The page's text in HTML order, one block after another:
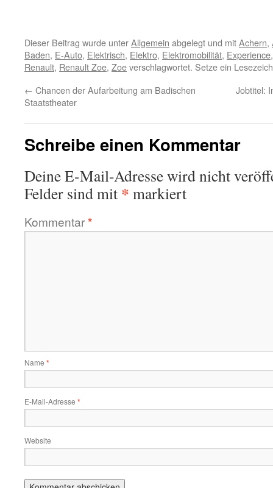
Dieser Beitrag wurde unterAllgemein abgelegt und mitAchern,
Baden, E-Auto, Elektrisch, Elektro, Elektromobilität, Experience
Renault, Renault Zoe, Zoeverschlagwortet. Setze ein
← Chancen der Aufarbeitung am Badischen
Staatstheater
Jobtitel:
Schreibe einen Kommentar
Deine E-Mail-Adresse wird nicht
Felder sind mit * markiert
Kommentar*
Name *
E-Mail-Adresse *
Website